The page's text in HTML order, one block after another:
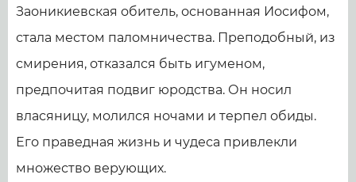
Заоникиевская обитель, основанная Иосифом,
стала местом паломничества. Преподобный, из
смирения, отказался быть игуменом,
предпочитая подвиг юродства. Он носил
власяницу, молился ночами и терпел обиды.
Его праведная жизнь и чудеса привлекли
множество верующих.